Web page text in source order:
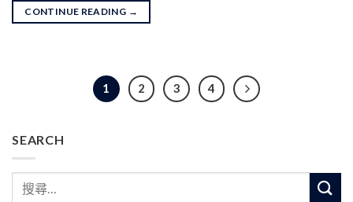
SEARCH
CONTINUE READING →
1 2 3 4